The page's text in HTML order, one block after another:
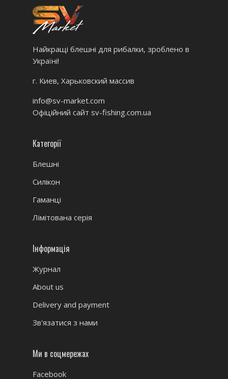
Найкращі блешні для рибалки, зроблено в
Україні!
г. Киев, Харьковский массив
info@sv-market.com
Офіційний сайт sv-fishing.com.ua
Категорії
Блешні
Силікон
Гаманці
Лімітована серія
Інформація
Журнал
About us
Delivery and payment
Зв'язатися з нами
Ми в соцмережах
Facebook